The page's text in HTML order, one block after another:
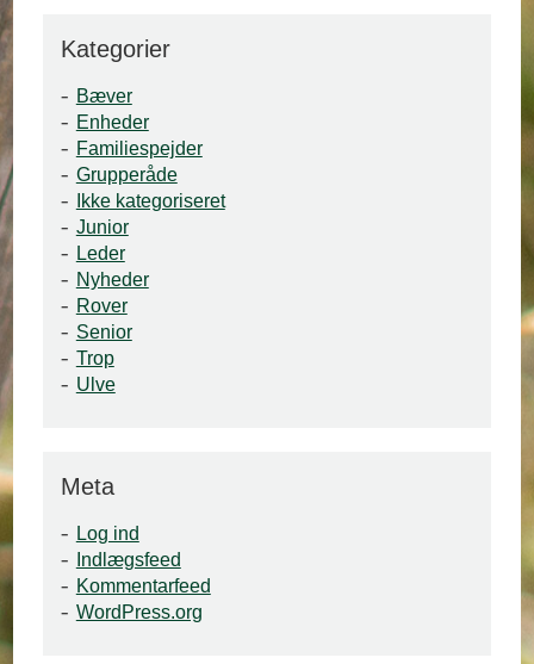
Kategorier
Bæver
Enheder
Familiespejder
Grupperåde
Ikke kategoriseret
Junior
Leder
Nyheder
Rover
Senior
Trop
Ulve
Meta
Log ind
Indlægsfeed
Kommentarfeed
WordPress.org